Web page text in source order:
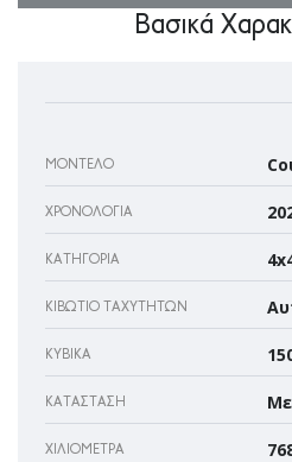
Βασικά
ΜΟΝΤΈΛΟ
ΧΡΟΝΟΛΟΓΊΑ
ΚΑΤΗΓΟΡΊΑ
ΚΙΒΏΤΙΟ ΤΑΧΥΤΉΤΩΝ
ΚΥΒΙΚΆ
ΚΑΤΆΣΤΑΣΗ
ΧΙΛΙΌΜΕΤΡΑ